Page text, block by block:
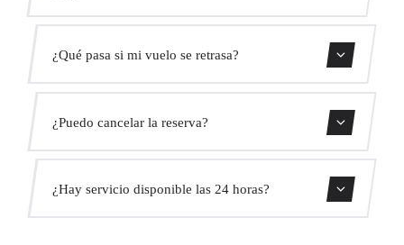
Usa nuestro formulario de reserva para obtener un precio
fijo al instante. Sin cargos ocultos.
¿Qué pasa si mi vuelo se retrasa?
conductor ajustará automáticamente la hora de recogida
sin coste adicional.
¿Puedo cancelar la reserva?
recogida.
¿Hay servicio disponible las 24 horas?